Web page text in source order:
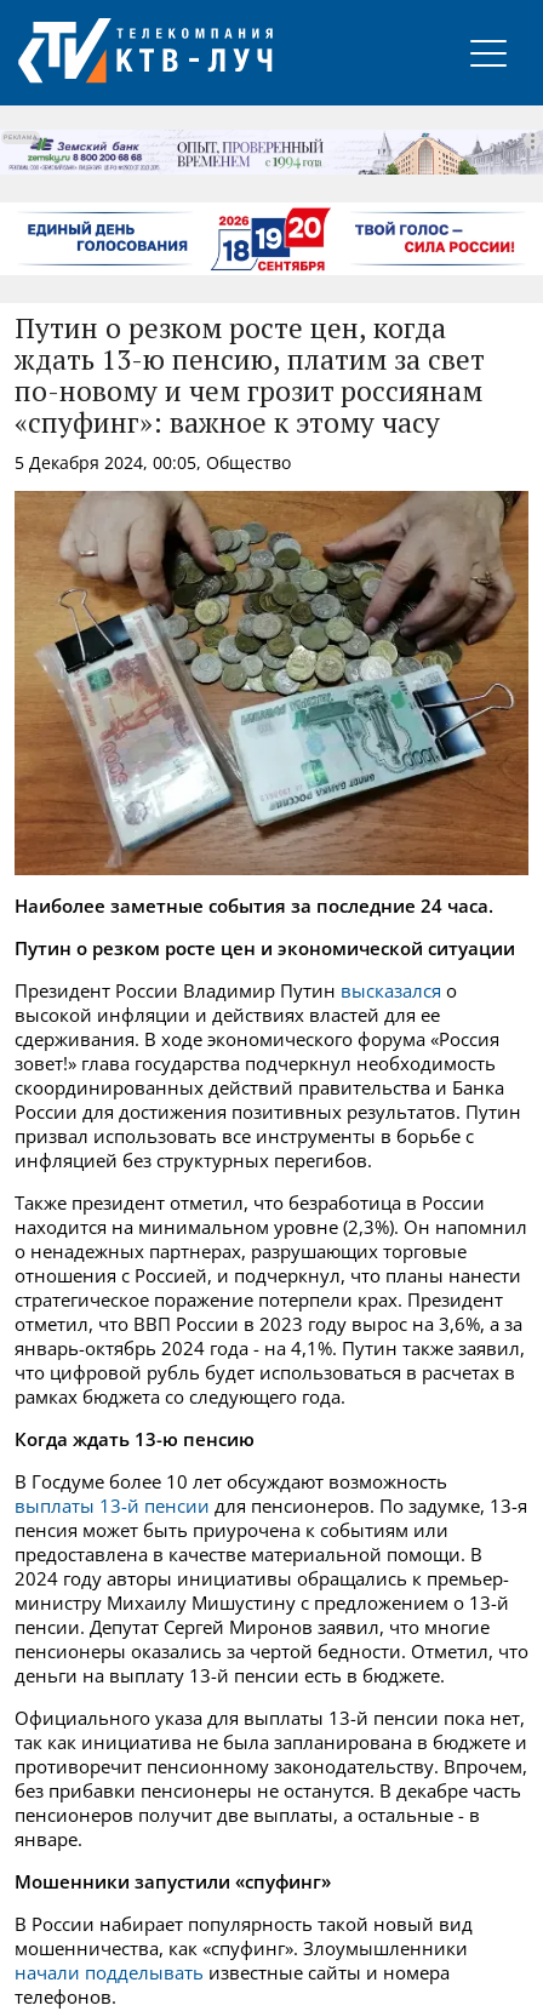
РЕКЛАМА
Путин о резком росте цен, когда
ждать 13-ю пенсию, платим за свет
по-новому и чем грозит россиянам
«спуфинг»: важное к этому часу
5 Декабря 2024, 00:05, Общество
Наиболее заметные события за последние 24 часа.
Путин о резком росте цен и экономической ситуации
Президент России Владимир Путин высказался о
высокой инфляции и действиях властей для ее
сдерживания. В ходе экономического форума «Россия
зовет!» глава государства подчеркнул необходимость
скоординированных действий правительства и Банка
России для достижения позитивных результатов. Путин
призвал использовать все инструменты в борьбе с
инфляцией без структурных перегибов.
Также президент отметил, что безработица в России
находится на минимальном уровне (2,3%). Он напомнил
о ненадежных партнерах, разрушающих торговые
отношения с Россией, и подчеркнул, что планы нанести
стратегическое поражение потерпели крах. Президент
отметил, что ВВП России в 2023 году вырос на 3,6%, а за
январь-октябрь 2024 года - на 4,1%. Путин также заявил,
что цифровой рубль будет использоваться в расчетах в
рамках бюджета со следующего года.
Когда ждать 13-ю пенсию
В Госдуме более 10 лет обсуждают возможность
выплаты 13-й пенсии для пенсионеров. По задумке, 13-я
пенсия может быть приурочена к событиям или
предоставлена в качестве материальной помощи. В
2024 году авторы инициативы обращались к премьер-
министру Михаилу Мишустину с предложением о 13-й
пенсии. Депутат Сергей Миронов заявил, что многие
пенсионеры оказались за чертой бедности. Отметил, что
деньги на выплату 13-й пенсии есть в бюджете.
Официального указа для выплаты 13-й пенсии пока нет,
так как инициатива не была запланирована в бюджете и
противоречит пенсионному законодательству. Впрочем,
без прибавки пенсионеры не останутся. В декабре часть
пенсионеров получит две выплаты, а остальные - в
январе.
Мошенники запустили «спуфинг»
В России набирает популярность такой новый вид
мошенничества, как «спуфинг». Злоумышленники
начали подделывать известные сайты и номера
телефонов.